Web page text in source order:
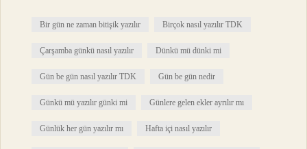
Bir gün ne zaman bitişik yazılır Birçok nasıl yazılır TDK
Çarşamba günkü nasıl yazılır Dünkü mü dünki mi
Gün be gün nasıl yazılır TDK Gün be gün nedir
Günkü mü yazılır günki mi Günlere gelen ekler ayrılır mı
Günlük her gün yazılır mı Hafta içi nasıl yazılır